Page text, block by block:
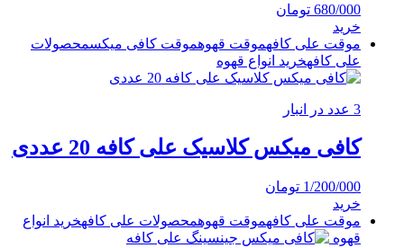
680/000 تومان
خرید
موقت علی کافهموقت قهوهموقت کافی میکسمحصولات
علی کافهخرید انواع قهوه
3 عدد در انبار
کافی میکس کلاسیک علی کافه 20 عددی
1/200/000 تومان
خرید
موقت علی کافهموقت قهوهمحصولات علی کافهخرید انواع
قهوه